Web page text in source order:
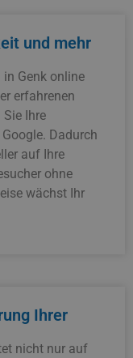
und mehr
in Genk online
erfahrenen
Sie Ihre
Dadurch
auf Ihre
ohne
wächst Ihr
Ihrer
nicht nur auf